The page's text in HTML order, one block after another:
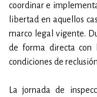
coordinar e
libertad en aquellos
marco legal vigente.
de forma directa con
condiciones de
La jornada de